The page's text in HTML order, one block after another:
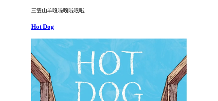
三隻山羊嘎啦嘎啦嘎啦
Hot Dog